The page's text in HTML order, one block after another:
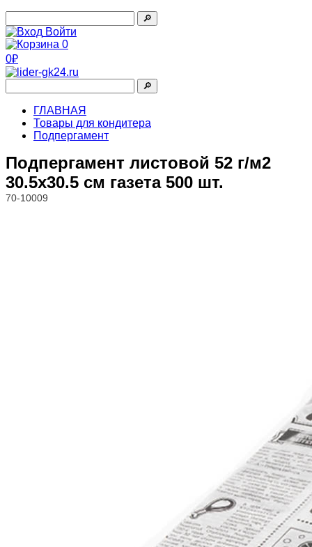
🔎︎
Войти
0
0₽
🔎︎
ГЛАВНАЯ
Товары для кондитера
Подпергамент
Подпергамент листовой 52 г/м2
30.5x30.5 см газета 500 шт.
70-10009